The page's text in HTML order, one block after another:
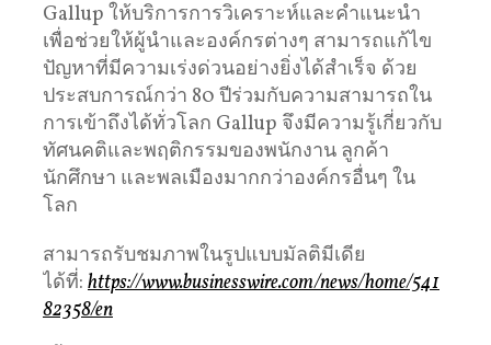
Gallup ให้บริการการวิเคราะห์และคำแนะนำ
เพื่อช่วยให้ผู้นำและองค์กรต่างๆ สามารถแก้ไข
ปัญหาที่มีความเร่งด่วนอย่างยิ่งได้สำเร็จ ด้วย
ประสบการณ์กว่า 80 ปีร่วมกับความสามารถใน
การเข้าถึงได้ทั่วโลก Gallup จึงมีความรู้เกี่ยวกับ
ทัศนคติและพฤติกรรมของพนักงาน ลูกค้า
นักศึกษา และพลเมืองมากกว่าองค์กรอื่นๆ ใน
โลก
สามารถรับชมภาพในรูปแบบมัลติมีเดีย
ได้ที่: https://www.businesswire.com/news/home/541
82358/en